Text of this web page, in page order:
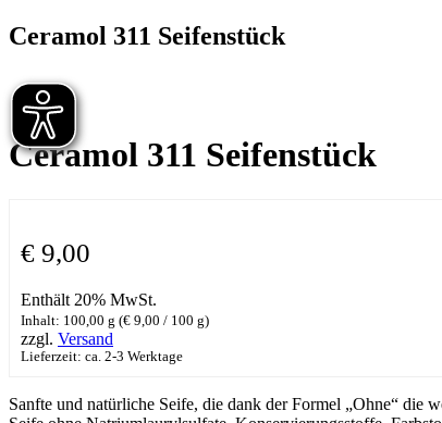
Ceramol 311 Seifenstück
Ceramol 311 Seifenstück
€ 9,00
Enthält 20% MwSt.
Inhalt: 100,00 g (€ 9,00 / 100 g)
zzgl. Versand
Lieferzeit: ca. 2-3 Werktage
Sanfte und natürliche Seife, die dank der Formel „Ohne“ die